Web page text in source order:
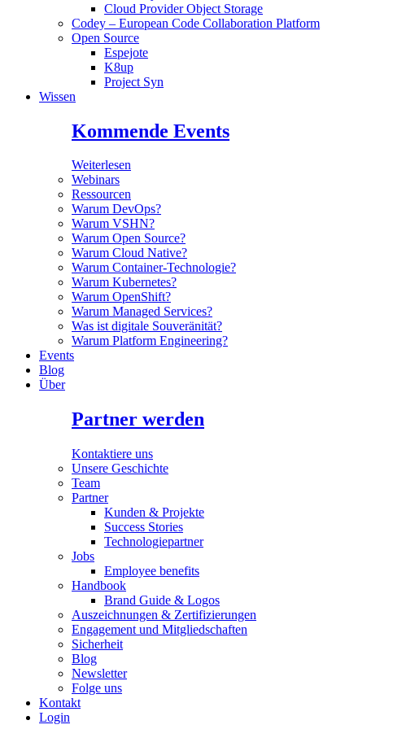
Cloud Provider Object Storage
Codey – European Code Collaboration Platform
Open Source
Espejote
K8up
Project Syn
Wissen
Kommende Events
Weiterlesen
Webinars
Ressourcen
Warum DevOps?
Warum VSHN?
Warum Open Source?
Warum Cloud Native?
Warum Container-Technologie?
Warum Kubernetes?
Warum OpenShift?
Warum Managed Services?
Was ist digitale Souveränität?
Warum Platform Engineering?
Events
Blog
Über
Partner werden
Kontaktiere uns
Unsere Geschichte
Team
Partner
Kunden & Projekte
Success Stories
Technologiepartner
Jobs
Employee benefits
Handbook
Brand Guide & Logos
Auszeichnungen & Zertifizierungen
Engagement und Mitgliedschaften
Sicherheit
Blog
Newsletter
Folge uns
Kontakt
Login